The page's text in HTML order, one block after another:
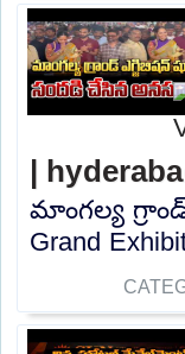
|
మాంగల్య
Grand